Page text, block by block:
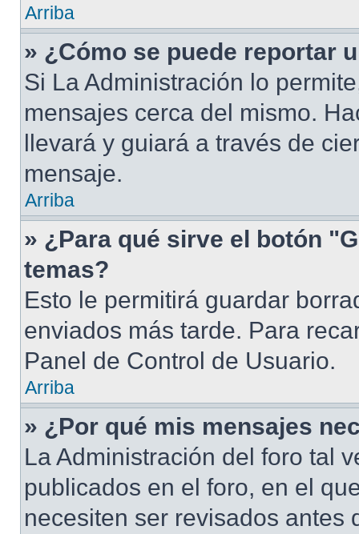
Arriba
» ¿Cómo se puede reportar
Si La Administración lo
mensajes cerca del mismo.
llevará y guiará a través de
mensaje.
Arriba
» ¿Para qué sirve el botón
temas?
Esto le permitirá guardar
enviados más tarde. Para
Panel de Control de Usuario.
Arriba
» ¿Por qué mis mensajes
La Administración del foro tal
publicados en el foro, en el
necesiten ser revisados antes